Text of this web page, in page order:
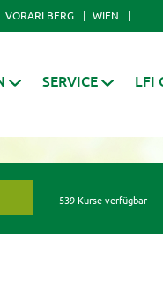
VORARLBERG WIEN
SERVICE LFI
539 Kurse verfügbar